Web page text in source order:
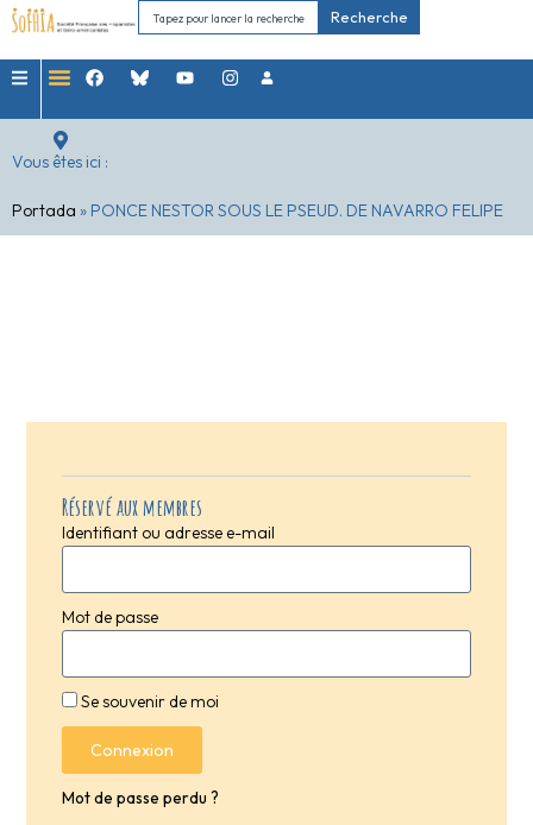
Recherche
Vous êtes ici :
Portada » PONCE NESTOR SOUS LE PSEUD. DE NAVARRO FELIPE
Réservé aux membres
Identifiant ou adresse e-mail
Mot de passe
Se souvenir de moi
Connexion
Mot de passe perdu ?